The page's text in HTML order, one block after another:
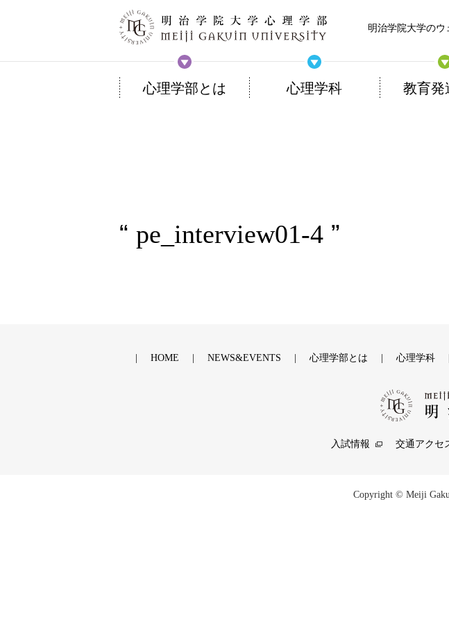
心理学部とは 心理学科 教育発
明治学院大学のウ
pe_interview01-4
HOME NEWS&EVENTS 心理学部とは 心理学科
入試情報 交通アクセ
Copyright © Meiji